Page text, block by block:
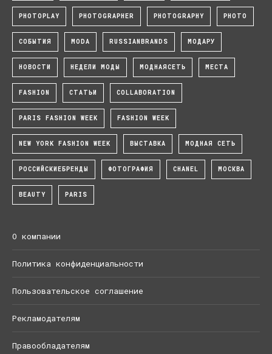
PHOTOPLAY PHOTOGRAPHER PHOTOGRAPHY PHOTO
СОБЫТИЯ MODA RUSSIANBRANDS МОДАРУ
НОВОСТИ НЕДЕЛИ МОДЫ МОДНАЯСЕТЬ МЕСТА
FASHION СТАТЬИ COLLABORATION
PARIS FASHION WEEK FASHION WEEK
NEW YORK FASHION WEEK ВЫСТАВКА МОДНАЯ СЕТЬ
РОССИЙСКИЕБРЕНДЫ ФОТОГРАФИЯ CHANEL МОСКВА
BEAUTY PARIS
О компании
Политика конфиденциальности
Пользовательское соглашение
Рекламодателям
Правообладателям